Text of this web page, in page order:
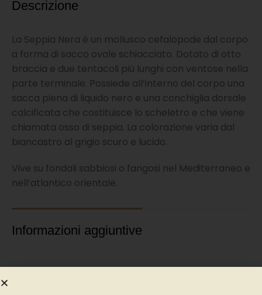
Descrizione
La Seppia Nera è un mollusco cefalopode dal corpo
a forma di sacco ovale schiacciato. Dotato di otto
braccia e due tentacoli più lunghi con ventose nella
parte terminale. Possiede all’interno del corpo una
sacca piena di liquido nero e una conchiglia dorsale
calcificata che costituisce lo scheletro e che viene
chiamata osso di seppia. La colorazione varia dal
biancastro al grigio scuro e lucido.
Vive su fondali sabbiosi o fangosi nel Mediterraneo e
nell’atlantico orientale.
Informazioni aggiuntive